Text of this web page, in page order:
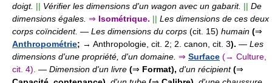
doigt. || Vérifier les dimensions d'un wagon avec un gabarit. || De
dimensions égales. ⇒ Isométrique. || Les dimensions de ces deux
corps coïncident. — Les dimensions du corps (cit. 15) humain (⇒
Anthropométrie; → Anthropologie, cit. 2; 2. canon, cit. 3). — Les
dimensions d'une propriété, d'un domaine. ⇒ Surface (→ Culture,
cit. 4). — Dimension d'un livre (⇒ Format), d'un récipient(⇒